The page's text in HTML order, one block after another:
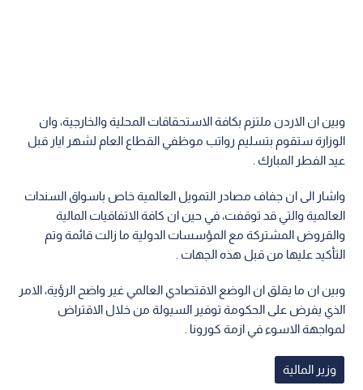
وبين ان الاردن ملتزم بكافة الاستحقاقات المحلية والخارجية، وان
الوزارة ستقوم بتسليم رواتب موظفي القطاع العام لشهر ايار قبل
عيد الفطر المبارك .
واشار الى ان جفاف مصادر التمويل العالمية خاص باسواق السندات
العالمية والتي قد توقفت، في حين ان كافة الاتفاقيات المالية
والقروض المشتركة مع المؤسسات الدولية ما زالت قائمة وتم
التأكيد عليها من قبل هذه الجهات .
وبين ان ما يقلق ان الوضع الاقتصادي العالمي غير واضح الرؤية، الامر
الذي يفرض على الحكومة توفير السيولة من خلال الاقتراض
لمواجهة الاسوء في ازمة كورونا .
وزير المالية